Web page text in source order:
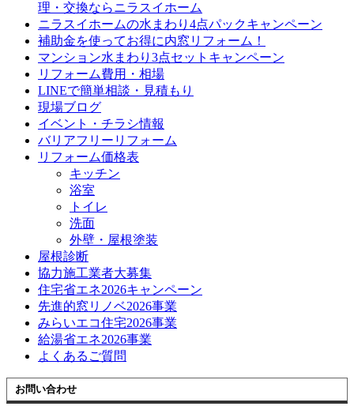
理・交換ならニラスイホーム
ニラスイホームの水まわり4点パックキャンペーン
補助金を使ってお得に内窓リフォーム！
マンション水まわり3点セットキャンペーン
リフォーム費用・相場
LINEで簡単相談・見積もり
現場ブログ
イベント・チラシ情報
バリアフリーリフォーム
リフォーム価格表
キッチン
浴室
トイレ
洗面
外壁・屋根塗装
屋根診断
協力施工業者大募集
住宅省エネ2026キャンペーン
先進的窓リノベ2026事業
みらいエコ住宅2026事業
給湯省エネ2026事業
よくあるご質問
お問い合わせ